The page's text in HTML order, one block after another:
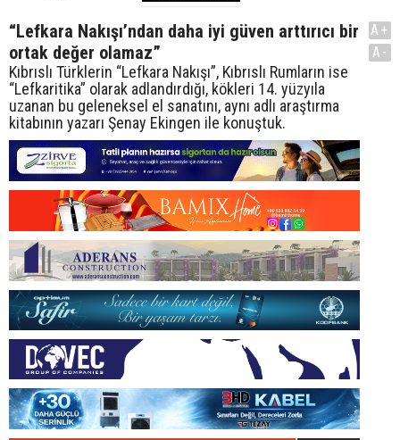
“Lefkara Nakışı’ndan daha iyi güven arttırıcı bir
ortak değer olamaz”
Kıbrıslı Türklerin “Lefkara Nakışı”, Kıbrıslı Rumların ise
“Lefkaritika” olarak adlandırdığı, kökleri 14. yüzyıla
uzanan bu geleneksel el sanatını, aynı adlı araştırma
kitabının yazarı Şenay Ekingen ile konuştuk.
A+
A-